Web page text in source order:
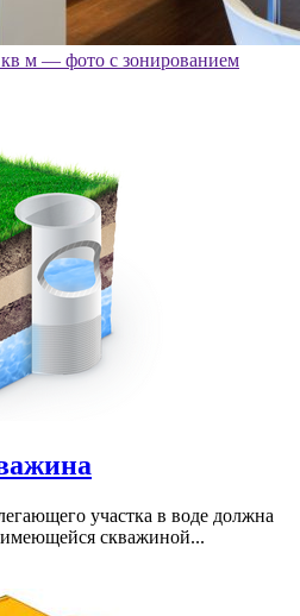
м — фото с зонированием
участка в воде должна
имеющейся скважиной...